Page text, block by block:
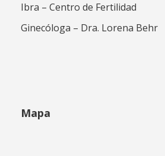
Ibra – Centro de Fertilidad
Ginecóloga – Dra. Lorena Behr
Mapa